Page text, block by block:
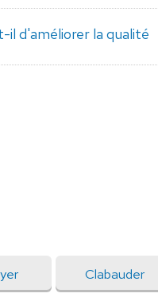
il d'améliorer la qualité
Clabauder